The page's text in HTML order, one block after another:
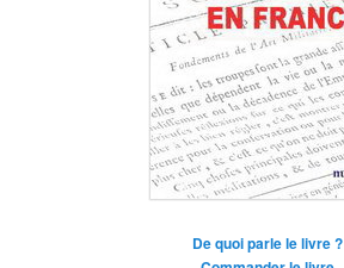
De quoi parle le livre ?